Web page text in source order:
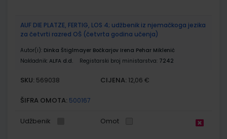
AUF DIE PLATZE, FERTIG, LOS 4; udžbenik iz njemačkoga jezika
za četvrti razred OŠ (četvrta godina učenja)
Autor(i): Dinka Štiglmayer Bočkarjov Irena Pehar Miklenić
Nakladnik: ALFA d.d. Registarski broj ministarstva: 7242
SKU: 569038 CIJENA: 12,06 €
ŠIFRA OMOTA: 500167
Udžbenik Omot